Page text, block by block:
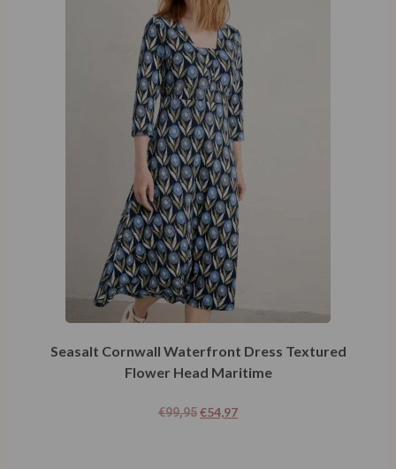
Seasalt Cornwall Waterfront Dress Textured
Flower Head Maritime
€99,95€54,97